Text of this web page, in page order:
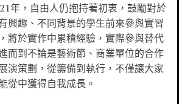
年，自由人仍抱持著初衷，鼓勵對於
興趣、不同背景的學生前來參與實習
將於實作中累積經驗，實際參與替代
而到不論是藝術節、商業單位的合作
演策劃，從籌備到執行，不僅讓大家
從中獲得自我成長。